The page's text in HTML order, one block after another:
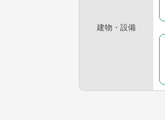
建物・設備